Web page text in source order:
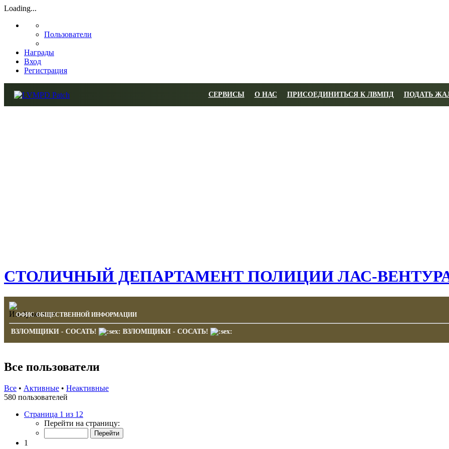
Loading...
Пользователи
Награды
Вход
Регистрация
СЕРВИСЫ О НАС ПРИСОЕДИНИТЬСЯ К ЛВМПД ПОДАТЬ
СТОЛИЧНЫЙ ДЕПАРТАМЕНТ ПОЛИЦИИ ЛАС-
ОФИС ОБЩЕСТВЕННОЙ ИНФОРМАЦИИ
ВЗЛОМЩИКИ - СОСАТЬ! ВЗЛОМЩИКИ - СОСАТЬ!
Все пользователи
Все • Активные • Неактивные
580 пользователей
Страница 1 из 12
Перейти на страницу:
1